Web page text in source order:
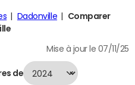
Dadonville
Comparer
Mise à jour le 07/11/25
de